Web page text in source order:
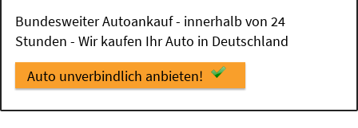
Bundesweiter Autoankauf - innerhalb von 24
Stunden - Wir kaufen Ihr Auto in Deutschland
Auto unverbindlich anbieten!